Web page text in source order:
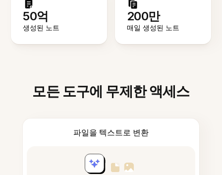
50억
생성된 노트
200만
매일 생성된 노트
모든 도구에 무제한 액세스
파일을 텍스트로 변환